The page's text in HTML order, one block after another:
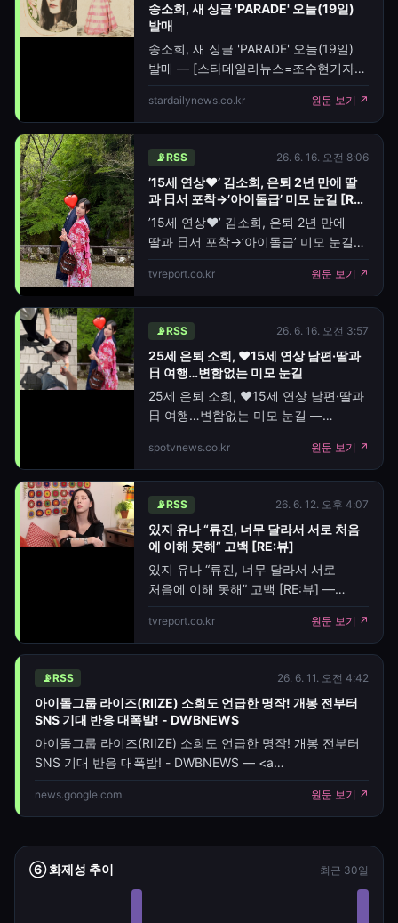
송소희, 새 싱글 'PARADE' 오늘(19일)
발매
송소희, 새 싱글 'PARADE' 오늘(19일)
발매 — [스타데일리뉴스=조수현기자]
가수 송소희가 19일 오후 6시 새 싱글
'PARADE'를 발매한다.'PARADE'는
반복되는 일상과 흘러가는 시간 속에서
살아가는 사람들의 모습을 주제로 한 팝
장르의 곡이다.이번 신곡은 송소희가
작사, 작곡, 편곡에 참여했으며,
프로듀서 구름이 편곡 작업에 함께했다.
팝 사운드에 국악적 창법을 접목한 것이
특징이다.음원과 함께 공개되는
뮤직비디오에는 퍼레이드 가면을
착용한 밴드 세션과 함께 노래하는
송소희의
stardailynews.co.kr 원문 보기 ↗
📡RSS 26. 6. 16. 오전 8:06
’15세 연상♥’ 김소희, 은퇴 2년 만에 딸
과 日서 포착→’아이돌급’ 미모 눈길 [RE:
스타]
’15세 연상♥’ 김소희, 은퇴 2년 만에
딸과 日서 포착→’아이돌급’ 미모 눈길
[RE:스타] — [TV리포트=배효진 기자]
그룹 '앨리스' 출신 김소희가 연예계
활동 중단 이후 가족과 일본으로 떠났다.
김소희는 16일 개인 계정에 여러 개의
이모티콘과 함께 근황 사진을 올렸다.
공개된 이미지에는 남편과 자녀를
동반해 일본을 찾은 모습이 담겼다. 그는
현지 전통 의
tvreport.co.kr 원문 보기 ↗
📡RSS 26. 6. 16. 오전 3:57
25세 은퇴 소희, ♥15세 연상 남편·딸과
日 여행…변함없는 미모 눈길
25세 은퇴 소희, ♥15세 연상 남편·딸과
日 여행…변함없는 미모 눈길 —
[스포티비뉴스=허나원 기자] 그룹
앨리스 출신 소희가 가족과 함께 여행을
즐기는 근황을 공개했다.소희는 16일
개인 SNS에 남편, 딸과 함께 일본
여행을 떠난 사진 여러 장을 게재했다.
사진 속 소희는 일본 전통 의상을 입고
변함없는 미모를 뽐내고 있다. 또 넓은
어깨로 듬직한 분위기를 자아낸 남편의
모습과 딸의 앙증맞은 뒷모습도 공개돼
눈길을 끌었다.소희는 2024년 4월
남자친구와의 결혼과 함께 연예계
은퇴를 선언했다
spotvnews.co.kr 원문 보기 ↗
📡RSS 26. 6. 12. 오후 4:07
있지 유나 “류진, 너무 달라서 서로 처음
에 이해 못해” 고백 [RE:뷰]
있지 유나 “류진, 너무 달라서 서로
처음에 이해 못해” 고백 [RE:뷰] —
[TV리포트=남금주 기자] 그룹 있지
유나가 멤버 류진과 성격이 달라서
처음엔 이해하지 못했다고 고백했다.
계보의 만남 귀하다' 영상이 공개됐다.
이날 있지 유나는 자신의 매력 포인트로
눈, 키, 입매, 사랑스러움이라고 밝혔
tvreport.co.kr 원문 보기 ↗
📡RSS 26. 6. 11. 오전 4:42
아이돌그룹 라이즈(RIIZE) 소희도 언급한 명작! 개봉 전부터
SNS 기대 반응 대폭발! - DWBNEWS
아이돌그룹 라이즈(RIIZE) 소희도 언급한 명작! 개봉 전부터
SNS 기대 반응 대폭발! - DWBNEWS — <a
href="https://news.google.com/rss/articles/
oc=5" target="_blank">아이돌그
news.google.com 원문 보기 ↗
⑥ 화제성 추이 최근 30일